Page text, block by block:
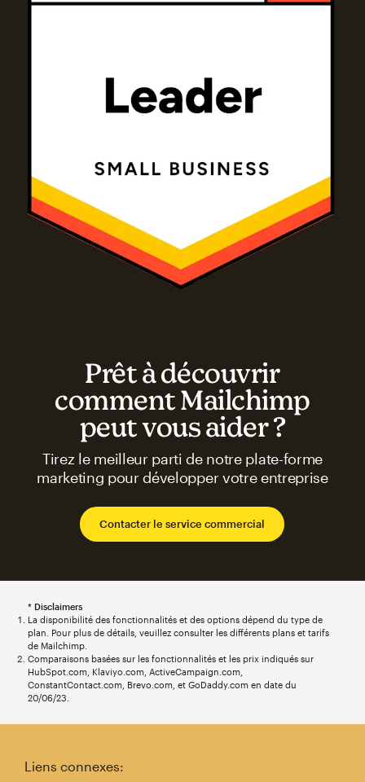
Prêt à découvrir
comment Mailchimp
peut vous aider ?
Tirez le meilleur parti de notre plate-forme
marketing pour développer votre entreprise
Contacter le service commercial
* Disclaimers
La disponibilité des fonctionnalités et des options dépend du type de
plan. Pour plus de détails, veuillez consulter les différents plans et tarifs
de Mailchimp.
Comparaisons basées sur les fonctionnalités et les prix indiqués sur
HubSpot.com, Klaviyo.com, ActiveCampaign.com,
ConstantContact.com, Brevo.com, et GoDaddy.com en date du
20/06/23.
Liens connexes: